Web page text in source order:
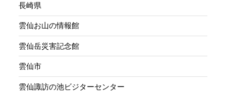
長崎県
雲仙お山の情報館
雲仙岳災害記念館
雲仙市
雲仙諏訪の池ビジターセンター